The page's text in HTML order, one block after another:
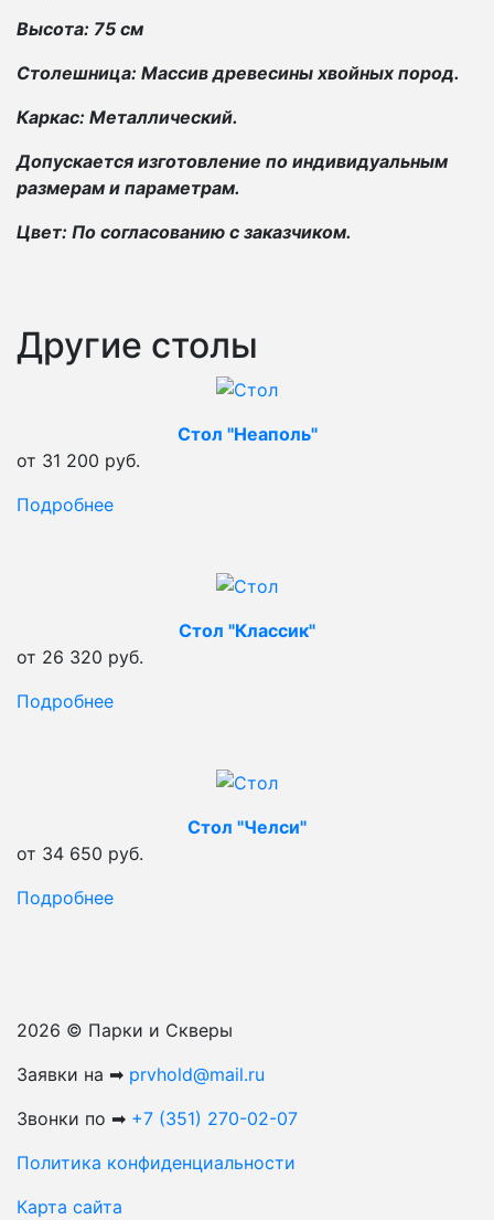
Высота: 75 см
Столешница: Массив древесины хвойных пород.
Каркас: Металлический.
Допускается изготовление по индивидуальным
размерам и параметрам.
Цвет: По согласованию с заказчиком.
Другие столы
Стол "Неаполь"
от 31 200 руб.
Подробнее
Стол "Классик"
от 26 320 руб.
Подробнее
Стол "Челси"
от 34 650 руб.
Подробнее
2026 © Парки и Скверы
Заявки на ➡ prvhold@mail.ru
Звонки по ➡ +7 (351) 270-02-07
Политика конфиденциальности
Карта сайта